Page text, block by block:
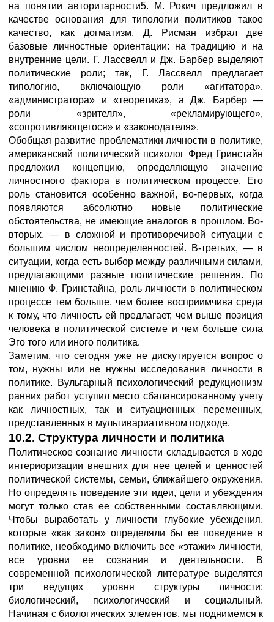
на понятии авторитарности5. М. Рокич предложил в
качестве основания для типологии политиков такое
качество, как догматизм. Д. Рисман избрал две
базовые личностные ориентации: на традицию и на
внутренние цели. Г. Лассвелл и Дж. Барбер выделяют
политические роли; так, Г. Лассвелл предлагает
типологию, включающую роли «агитатора»,
«администратора» и «теоретика», а Дж. Барбер —
роли «зрителя», «рекламирующего»,
«сопротивляющегося» и «законодателя».
Обобщая развитие проблематики личности в политике,
американский политический психолог Фред Гринстайн
предложил концепцию, определяющую значение
личностного фактора в политическом процессе. Его
роль становится особенно важной, во-первых, когда
появляются абсолютно новые политические
обстоятельства, не имеющие аналогов в прошлом. Во-
вторых, — в сложной и противоречивой ситуации с
большим числом неопределенностей. В-третьих, — в
ситуации, когда есть выбор между различными силами,
предлагающими разные политические решения. По
мнению Ф. Гринстайна, роль личности в политическом
процессе тем больше, чем более восприимчива среда
к тому, что личность ей предлагает, чем выше позиция
человека в политической системе и чем больше сила
Эго того или иного политика.
Заметим, что сегодня уже не дискутируется вопрос о
том, нужны или не нужны исследования личности в
политике. Вульгарный психологический редукционизм
ранних работ уступил место сбалансированному учету
как личностных, так и ситуационных переменных,
представленных в мультивариативном подходе.
10.2. Структура личности и политика
Политическое сознание личности складывается в ходе
интериоризации внешних для нее целей и ценностей
политической системы, семьи, ближайшего окружения.
Но определять поведение эти идеи, цели и убеждения
могут только став ее собственными составляющими.
Чтобы выработать у личности глубокие убеждения,
которые «как закон» определяли бы ее поведение в
политике, необходимо включить все «этажи» личности,
все уровни ее сознания и деятельности. В
современной психологической литературе выделятся
три ведущих уровня структуры личности:
биологический, психологический и социальный.
Начиная с биологических элементов, мы поднимемся к